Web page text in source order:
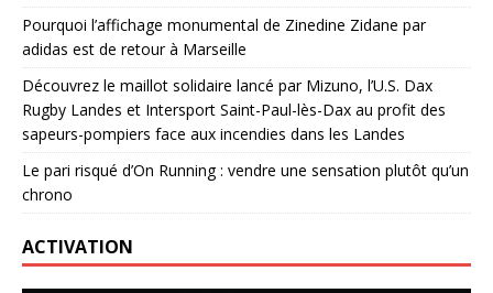
Pourquoi l’affichage monumental de Zinedine Zidane par
adidas est de retour à Marseille
Découvrez le maillot solidaire lancé par Mizuno, l’U.S. Dax
Rugby Landes et Intersport Saint-Paul-lès-Dax au profit des
sapeurs-pompiers face aux incendies dans les Landes
Le pari risqué d’On Running : vendre une sensation plutôt qu’un
chrono
ACTIVATION